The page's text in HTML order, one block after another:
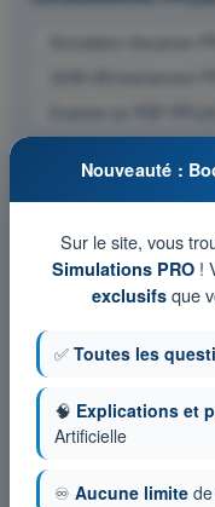
Simulation d'examen
QCM d'Entraînement
Examen en PDF
Nouveauté :
Sur le site, vous
Simulations PRO!
exclusifsque
✅ Toutes les
🧠 Explications et
Artificielle
♾️ Aucune limite